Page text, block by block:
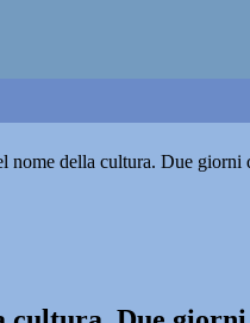
nome della cultura. Due giorni